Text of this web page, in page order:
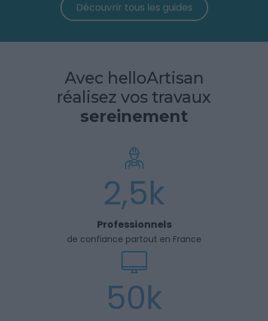
Découvrir tous les guides
Avec helloArtisan
réalisez vos travaux
sereinement
2,5k
Professionnels
de confiance partout en France
50k